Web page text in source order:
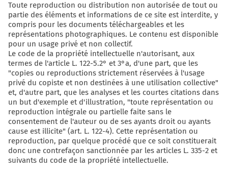
Toute reproduction ou distribution non autorisée de tout ou
partie des éléments et informations de ce site est interdite, y
compris pour les documents téléchargeables et les
représentations photographiques. Le contenu est disponible
pour un usage privé et non collectif.
Le code de la propriété intellectuelle n'autorisant, aux
termes de l'article L. 122-5.2° et 3°a, d'une part, que les
"copies ou reproductions strictement réservées à l'usage
privé du copiste et non destinées à une utilisation collective"
et, d'autre part, que les analyses et les courtes citations dans
un but d'exemple et d'illustration, "toute représentation ou
reproduction intégrale ou partielle faite sans le
consentement de l'auteur ou de ses ayants droit ou ayants
cause est illicite" (art. L. 122-4). Cette représentation ou
reproduction, par quelque procédé que ce soit constituerait
donc une contrefaçon sanctionnée par les articles L. 335-2 et
suivants du code de la propriété intellectuelle.